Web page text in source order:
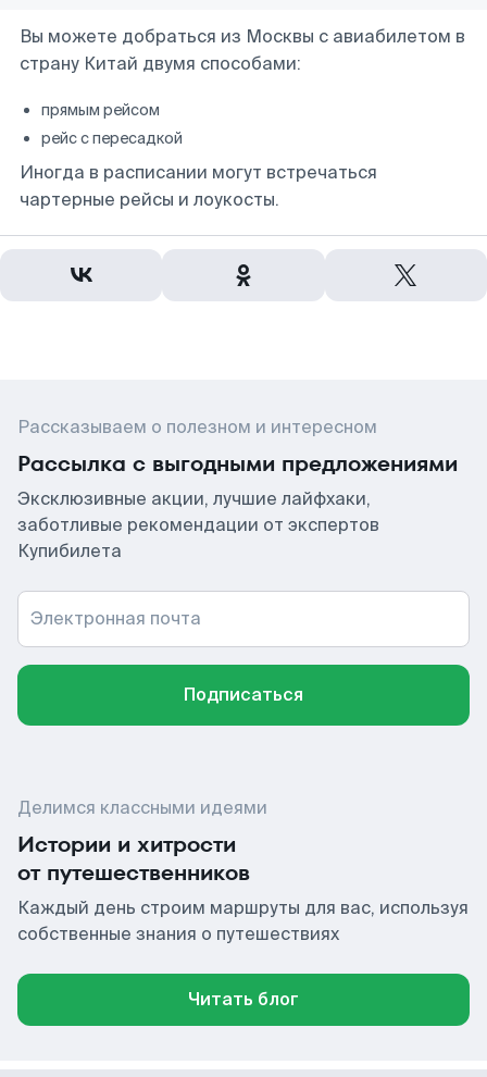
Вы можете добраться из Москвы с авиабилетом в
страну Китай двумя способами:
прямым рейсом
рейс с пересадкой
Иногда в расписании могут встречаться
чартерные рейсы и лоукосты.
Рассказываем о полезном и интересном
Рассылка с выгодными предложениями
Эксклюзивные акции, лучшие лайфхаки,
заботливые рекомендации от экспертов
Купибилета
Электронная почта
Подписаться
Делимся классными идеями
Истории и хитрости
от путешественников
Каждый день строим маршруты для вас, используя
собственные знания о путешествиях
Читать блог